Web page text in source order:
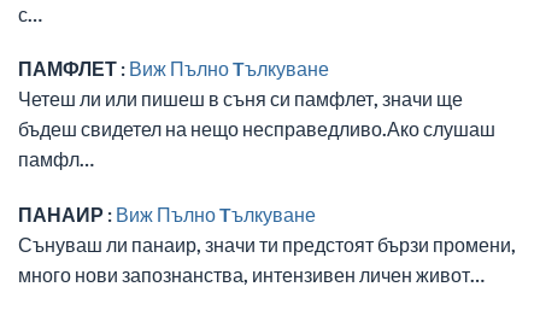
с…
ПАМФЛЕТ : Виж Пълно Tълкуване
Четеш ли или пишеш в съня си памфлет, значи ще
бъдеш свидетел на нещо несправедливо.Ако слушаш
памфл…
ПАНАИР : Виж Пълно Tълкуване
Сънуваш ли панаир, значи ти предстоят бързи промени,
много нови запознанства, интензивен личен живот…